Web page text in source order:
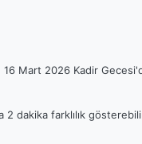
Mart 2026 Kadir
2 dakika farklılık